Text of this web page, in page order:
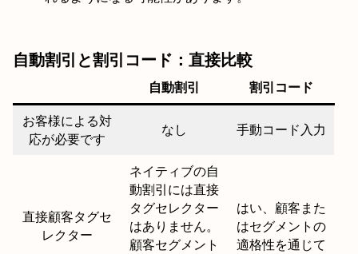
自動割引と割引コード：直接比較
自動割引 割引コード
お客様による対
応が必要です
なし 手動コード入力
直接顧客タグセ
レクター
ネイティブの自
動割引には直接
タグセレクター
はありません。
顧客セグメント
はい、顧客また
はセグメントの
適格性を通じて